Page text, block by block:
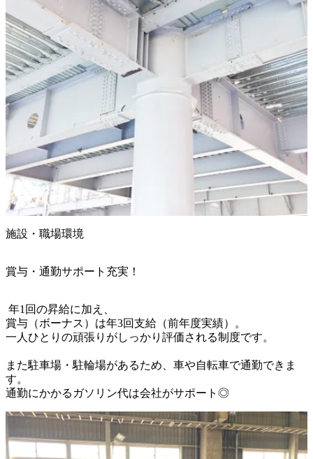
施設・職場環境
賞与・通勤サポート充実！
賞与（ボーナス）は年3回支給（前年度実績）。
一人ひとりの頑張りがしっかり評価される制度です。
また駐車場・駐輪場があるため、車や自転車で通勤できま
す。
通勤にかかるガソリン代は会社がサポート◎